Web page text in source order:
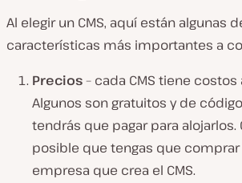
Al elegir un CMS, aquí están algunas
características más importantes a
Precios– cada CMS tiene
Algunos son gratuitos y de
tendrás que pagar para alojarlos.
posible que tengas que
empresa que crea el CMS.